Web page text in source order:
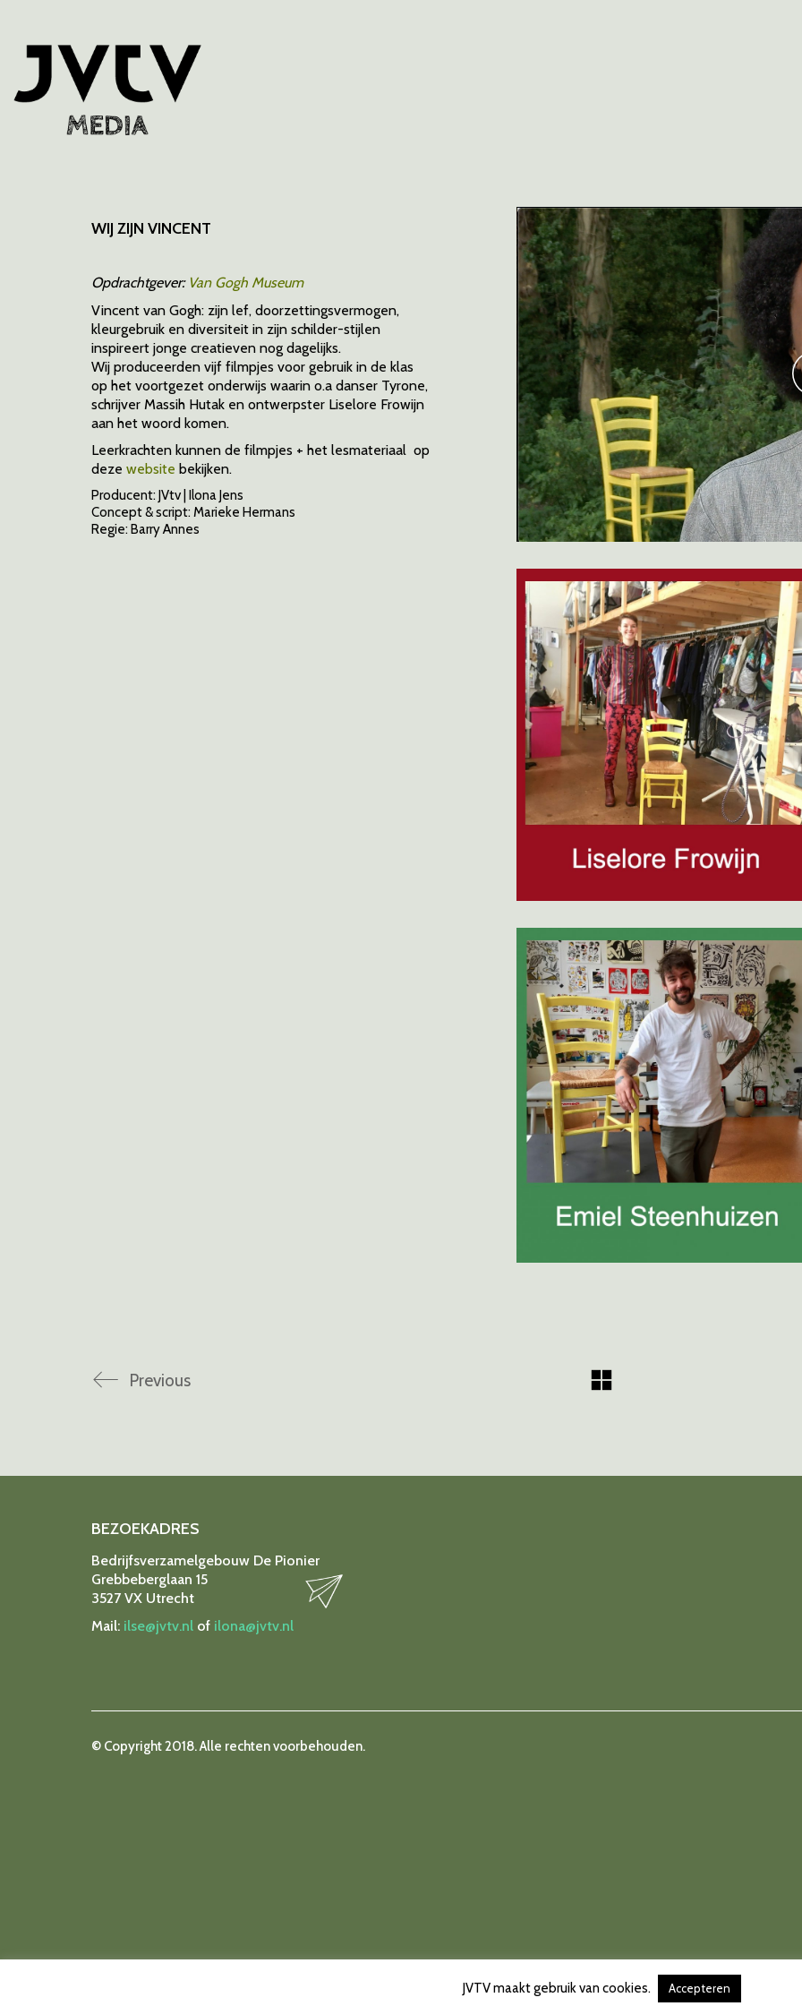
WIJ ZIJN VINCENT
Opdrachtgever: Van Gogh Museum
Vincent van Gogh: zijn lef, doorzettingsvermogen,
kleurgebruik en diversiteit in zijn schilder-stijlen
inspireert jonge creatieven nog dagelijks.
Wij produceerden vijf filmpjes voor gebruik in de klas
op het voortgezet onderwijs waarin o.a danser Tyrone,
schrijver Massih Hutak en ontwerpster Liselore Frowijn
aan het woord komen.
Leerkrachten kunnen de filmpjes + het lesmateriaal op
deze website bekijken.
Producent: JVtv | Ilona Jens
Concept & script: Marieke Hermans
Regie: Barry Annes
Previous
BEZOEKADRES
Bedrijfsverzamelgebouw De Pionier
Grebbeberglaan 15
3527 VX Utrecht
Mail: ilse@jvtv.nl of ilona@jvtv.nl
© Copyright 2018. Alle rechten voorbehouden.
JVTV maakt gebruik van cookies. Accepteren